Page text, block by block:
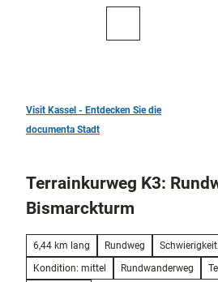
Kunst
und
Them
en
Musik,
Kur in Bad
Visit Kassel - Entdecken Sie die
documenta Stadt
Terrainkurweg K3:
Bismarckturm
6,44 km lang Rundweg
Kondition: mittel
Rundwanderweg